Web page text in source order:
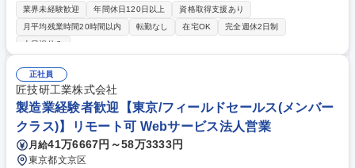
性化から新規開拓・立ち上げまで一貫して担当。販売戦略設計や、商談同
行・勉強会実施などを通じて「売れる仕組み」を創ります 【詳細】25,00
0社以上に導入されるSaaSの市場拡大に向け、パートナー経由の売上最大
戦略設計をはじめ、課題整理や改善施策の立案・実行を推進。さらに、商
談同行による現場の提案支援やパートナー向け研修・勉強会の企画・実施
まで、戦略立案から現場支援まで一貫して関与します。他部門とも連携
し、再現性のある拡販体制を構築する役割です。 募集職種 【パートナー
セールス】25,000社導入の自社SaaS/年休134日/解約率約１％
業界未経験歓迎 年間休日120日以上
資格取得支援あり
月平均残業時間20時間以内
転勤なし 在宅OK
完全週休2日制
土日祝休み
正社員
匠技研工業株式会社
製造業経験者歓迎【東京/フィールドセールス(メンバー
クラス)】リモート可 Webサービス法人営業
月給41万6667円～58万3333円
東京都文京区